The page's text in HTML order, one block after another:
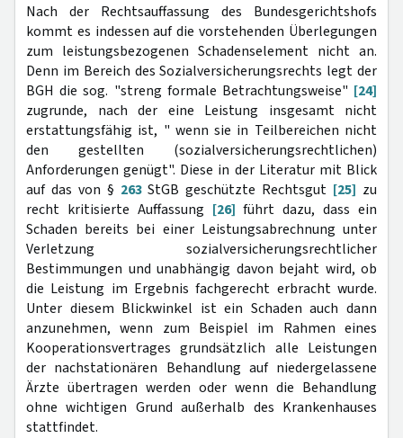
Nach der Rechtsauffassung des Bundesgerichtshofs
kommt es indessen auf die vorstehenden Überlegungen
zum leistungsbezogenen Schadenselement nicht an.
Denn im Bereich des Sozialversicherungsrechts legt der
BGH die sog. "streng formale Betrachtungsweise" [24]
zugrunde, nach der eine Leistung insgesamt nicht
erstattungsfähig ist, " wenn sie in Teilbereichen nicht
den gestellten (sozialversicherungsrechtlichen)
Anforderungen genügt". Diese in der Literatur mit Blick
auf das von § 263StGB geschützte Rechtsgut [25] zu
recht kritisierte Auffassung [26] führt dazu, dass ein
Schaden bereits bei einer Leistungsabrechnung unter
Verletzung sozialversicherungsrechtlicher
Bestimmungen und unabhängig davon bejaht wird, ob
die Leistung im Ergebnis fachgerecht erbracht wurde.
Unter diesem Blickwinkel ist ein Schaden auch dann
anzunehmen, wenn zum Beispiel im Rahmen eines
Kooperationsvertrages grundsätzlich alle Leistungen
der nachstationären Behandlung auf niedergelassene
Ärzte übertragen werden oder wenn die Behandlung
ohne wichtigen Grund außerhalb des Krankenhauses
stattfindet.